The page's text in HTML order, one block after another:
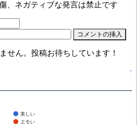
、ネガティブな発言は禁止です
せん。投稿お待ちしています！
↑
美しい
エモい